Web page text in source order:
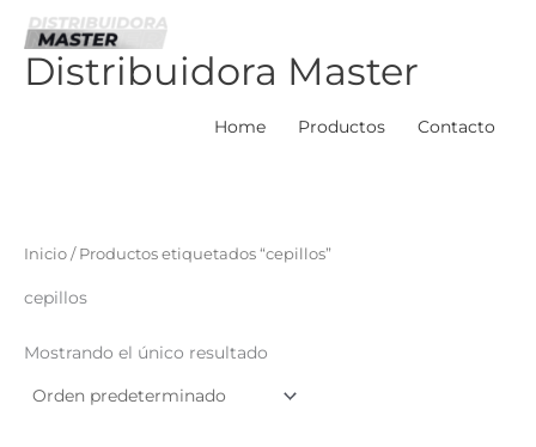
contenido
Distribuidora Master
Home Productos Contacto
Inicio / Productos etiquetados “cepillos”
cepillos
Mostrando el único resultado